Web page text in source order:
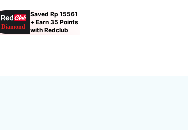
Saved Rp 15561
+ Earn 35 Points
with Redclub